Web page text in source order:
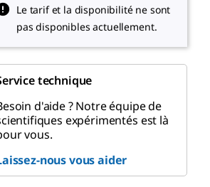
Le tarif et la disponibilité ne sont
pas disponibles actuellement.
technique
d'aide ? Notre équipe de
expérimentés est là
vous.
nous vous aider